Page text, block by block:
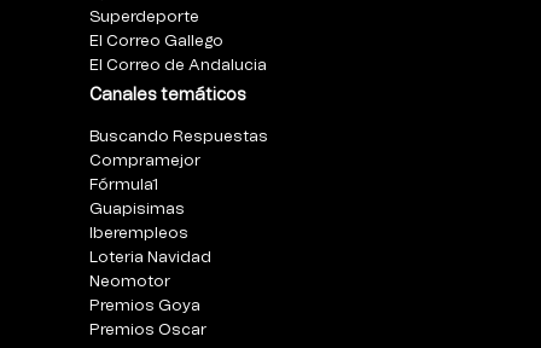
Superdeporte
El Correo Gallego
El Correo de Andalucia
Canales temáticos
Buscando Respuestas
Compramejor
Fórmula1
Guapisimas
Iberempleos
Loteria Navidad
Neomotor
Premios Goya
Premios Oscar